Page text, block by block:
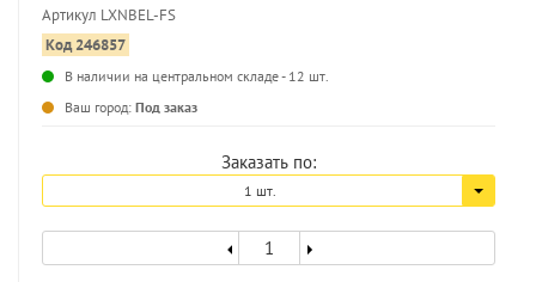
Артикул LXNBEL-FS
Код 246857
В наличии на центральном складе - 12 шт.
Ваш город: Под заказ
Заказать по:
1 шт.